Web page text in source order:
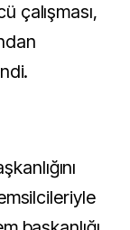
çalışması,